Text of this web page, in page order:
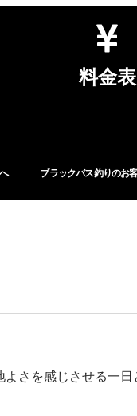
料金表
ブラックバス釣りのお
さを感じさせる一日